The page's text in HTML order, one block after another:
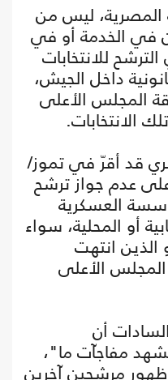
المصرية، ليس من
في الخدمة أو في
للانتخابات
داخل الجيش،
المجلس الأعلى
الانتخابات.
قد أقرّ في تموز/
نص على عدم جواز ترشح
العسكرية
أو المحلية، سواء
الذين انتهت
الأعلى
أن
تشهد مفاجآت ما"،
ظهور مرشحين آخرين